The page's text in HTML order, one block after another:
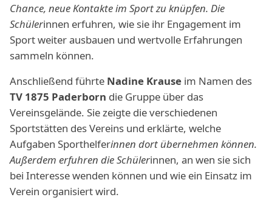
Chance, neue Kontakte im Sport zu knüpfen. Die
Schülerinnen erfuhren, wie sie ihr Engagement im
Sport weiter ausbauen und wertvolle Erfahrungen
sammeln können.
Anschließend führte Nadine Krause im Namen des
TV 1875 Paderborn die Gruppe über das
Vereinsgelände. Sie zeigte die verschiedenen
Sportstätten des Vereins und erklärte, welche
Aufgaben Sporthelferinnen dort übernehmen können.
Außerdem erfuhren die Schülerinnen, an wen sie sich
bei Interesse wenden können und wie ein Einsatz im
Verein organisiert wird.